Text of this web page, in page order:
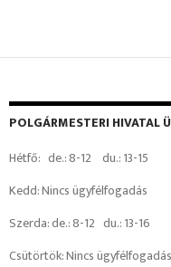
POLGÁRMESTERI HIVATAL
Hétfő: de.: 8-12 du.: 13-15
Kedd: Nincs ügyfélfogadás
Szerda: de.: 8-12 du.: 13-16
Csütörtök: Nincs ügyfélfogadás